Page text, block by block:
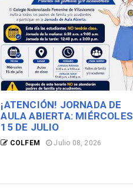
¡ATENCIÓN! JORNADA DE
AULA ABIERTA: MIÉRCOLES
15 DE JULIO
COLFEM Julio 08, 2026